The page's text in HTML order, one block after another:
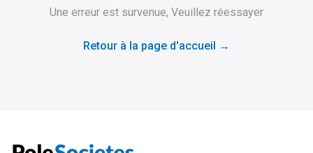
Une erreur est survenue, Veuillez réessayer
Retour à la page d'accueil →